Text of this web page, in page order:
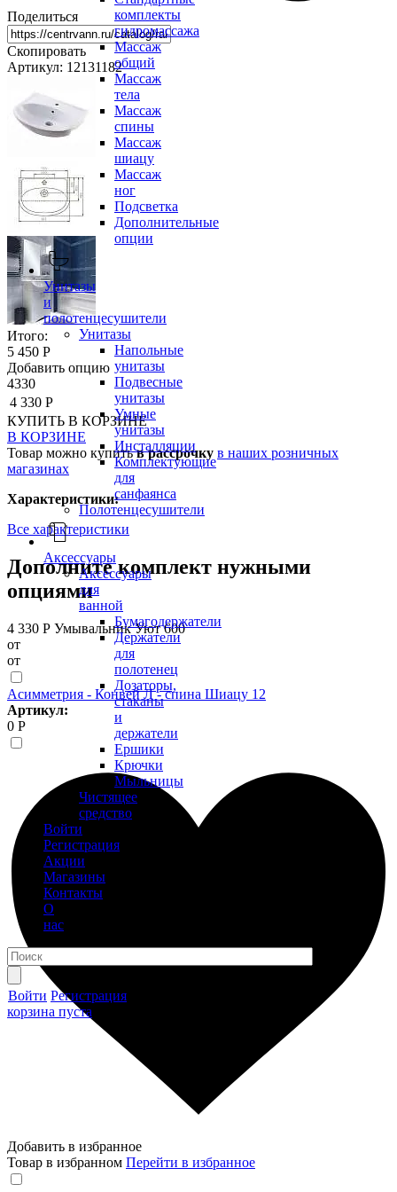
комплекты
гидромассажа
Массаж
общий
Массаж
тела
Массаж
спины
Массаж
шиацу
Массаж
ног
Подсветка
Дополнительные
опции
Унитазы
и
полотенцесушители
Унитазы
Напольные
унитазы
Подвесные
унитазы
Умные
унитазы
Инсталляции
Комплектующие
для
санфаянса
Полотенцесушители
Аксессуары
Аксессуары
для
ванной
Бумагодержатели
Держатели
для
полотенец
Дозаторы,
стаканы
и
держатели
Ершики
Крючки
Мыльницы
Чистящее
средство
Войти
Регистрация
Акции
Магазины
Контакты
О
нас
Войти Регистрация
корзина пуста
Поделиться
Скопировать
Артикул: 12131182
Итого:
5 450 Р
Добавить опцию
4330
4 330 Р
КУПИТЬ В КОРЗИНЕ
В КОРЗИНЕ
Товар можно купитьв рассрочку в наших розничных
магазинах
Характеристики:
Все характеристики
Дополните комплект нужными
опциями
4 330 Р Умывальник Уют 600
от
от
Асимметрия - Конвей Л - спина Шиацу 12
Артикул:
0 Р
Добавить в избранное
Товар в избранном Перейти в избранное